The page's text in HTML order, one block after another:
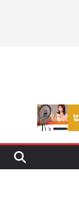
ויקינגית
במבני מסחר ומגורים